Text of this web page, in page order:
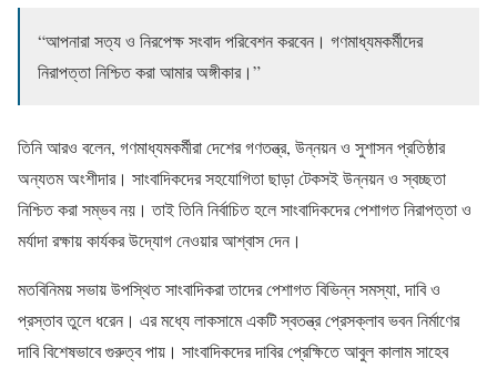
“আপনারা সত্য ও নিরপেক্ষ সংবাদ পরিবেশন করবেন। গণমাধ্যমকর্মীদের
নিরাপত্তা নিশ্চিত করা আমার অঙ্গীকার।”
তিনি আরও বলেন, গণমাধ্যমকর্মীরা দেশের গণতন্ত্র, উন্নয়ন ও সুশাসন প্রতিষ্ঠার
অন্যতম অংশীদার। সাংবাদিকদের সহযোগিতা ছাড়া টেকসই উন্নয়ন ও স্বচ্ছতা
নিশ্চিত করা সম্ভব নয়। তাই তিনি নির্বাচিত হলে সাংবাদিকদের পেশাগত নিরাপত্তা ও
মর্যাদা রক্ষায় কার্যকর উদ্যোগ নেওয়ার আশ্বাস দেন।
মতবিনিময় সভায় উপস্থিত সাংবাদিকরা তাদের পেশাগত বিভিন্ন সমস্যা, দাবি ও
প্রস্তাব তুলে ধরেন। এর মধ্যে লাকসামে একটি স্বতন্ত্র প্রেসক্লাব ভবন নির্মাণের
দাবি বিশেষভাবে গুরুত্ব পায়। সাংবাদিকদের দাবির প্রেক্ষিতে আবুল কালাম সাহেব